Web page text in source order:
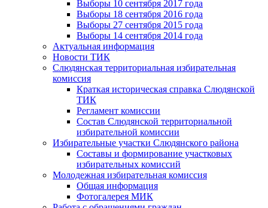
Выборы 10 сентября 2017 года
Выборы 18 сентября 2016 года
Выборы 27 сентября 2015 года
Выборы 14 сентября 2014 года
Актуальная информация
Новости ТИК
Слюдянская территориальная избирательная
комиссия
Краткая историческая справка Слюдянской
ТИК
Регламент комиссии
Состав Слюдянской территориальной
избирательной комиссии
Избирательные участки Слюдянского района
Составы и формирование участковых
избирательных комиссий
Молодежная избирательная комиссия
Общая информация
Фотогалерея МИК